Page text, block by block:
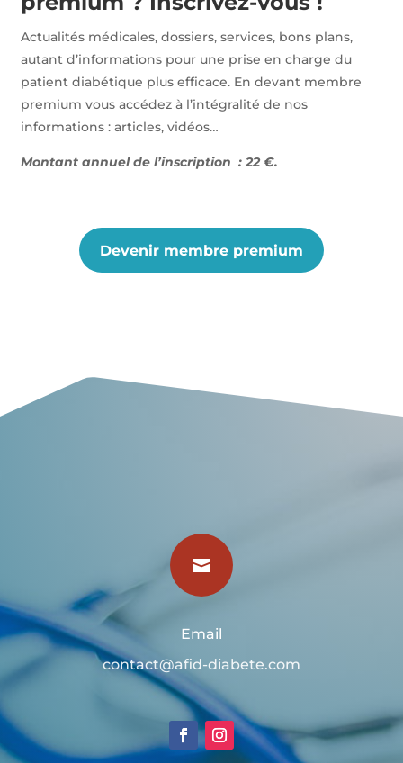
Actualités médicales, dossiers, services, bons plans,
autant d’informations pour une prise en charge du
patient diabétique plus efficace. En devant membre
premium vous accédez à l’intégralité de nos
informations : articles, vidéos…
Montant annuel de l’inscription : 22 €.
Devenir membre premium

Email
contact@afid-diabete.com